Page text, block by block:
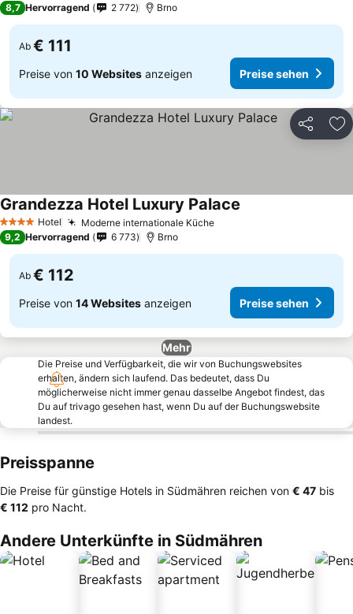
8,7 Hervorragend 2 772 Brno
Ab € 111
Preise von 10 Websites anzeigen Preise sehen
Teilen
4 Sterne Hotel Moderne internationale Küche
Grandezza Hotel Luxury Palace
9,2 Hervorragend 6 773 Brno
Ab € 112
Preise von 14 Websites anzeigen Preise sehen
Mehr
Die Preise und Verfügbarkeit, die wir von Buchungswebsites
erhalten, ändern sich laufend. Das bedeutet, dass Du
möglicherweise nicht immer genau dasselbe Angebot findest, das
Du auf trivago gesehen hast, wenn Du auf der Buchungswebsite
landest.
Preisspanne
Die Preise für günstige Hotels in Südmähren reichen von ‎€ 47 bis
‎€ 112 pro Nacht.
Andere Unterkünfte in Südmähren